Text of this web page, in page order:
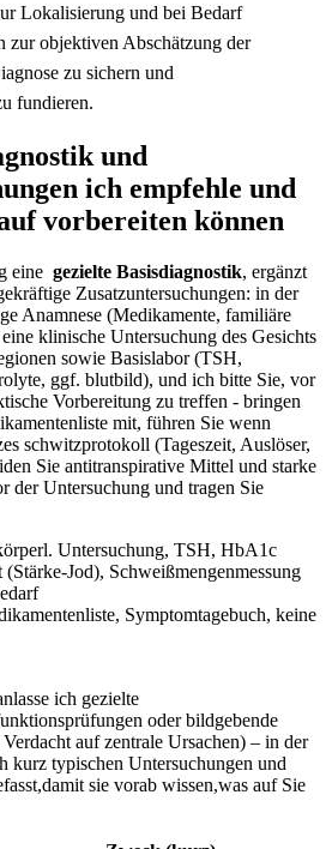
Lokalisierung und bei Bedarf
zur objektiven Abschätzung der
zu sichern und
fundieren.
‌und
ich empfehle und
vorbereiten können
eine gezielte Basisdiagnostik, ergänzt
​Zusatzuntersuchungen: in der
⁢Anamnese ​(Medikamente, familiäre⁢
​klinische Untersuchung des​ Gesichts
sowie Basislabor ‍(TSH,
ggf. ‍blutbild), und ich bitte Sie, ​vor
Vorbereitung zu treffen -‍ bringen‍
mit,⁤ führen Sie wenn
schwitzprotokoll (Tageszeit, Auslöser,
Sie antitranspirative Mittel‍ und⁣ starke
der​ Untersuchung und tragen Sie
⁤Untersuchung, TSH, HbA1c
‌(Stärke‑Jod), Schweißmengenmessung
Symptomtagebuch, keine
ich‍ gezielte
oder bildgebende
auf‌ zentrale⁤ Ursachen) – in der
kurz typischen Untersuchungen und‌
sie ‌vorab‌ wissen,was ⁣auf Sie⁢